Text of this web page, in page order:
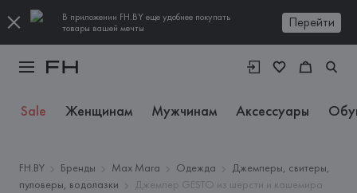
В приложении FH.BY еще удобнее покупать
товары вашей мечты
Перейти
Sale Женщинам Мужчинам Аксессуары
FH.BY Бренды Max Mara Одежда
Джемперы, свитеры,
пуловеры, водолазки
Джемпер GESTO из шерсти и кашемира